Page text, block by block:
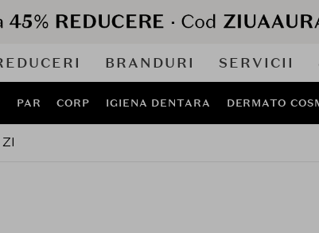
BRANDURI SERVICII
PAR CORP IGIENA DENTARA DERMATO